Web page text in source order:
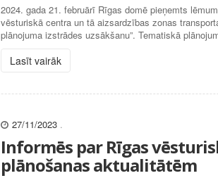
2024. gada 21. februārī Rīgas domē pieņemts
vēsturiskā centra un tā aizsardzības zonas
plānojuma izstrādes uzsākšanu”. Tematiskā
Lasīt vairāk
27/11/2023 .
Informēs par Rīgas
plānošanas aktualitātēm